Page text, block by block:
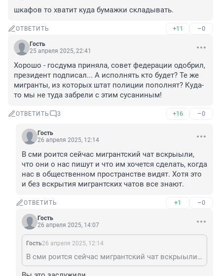
шкафов то хватит куда бумажки складывать.
ОТВЕТИТЬ +11 –0
Гость
25 апреля 2025, 22:41
Хорошо - госдума приняла, совет федерации одобрил,
президент подписал... А исполнять кто будет? Те же
мигранты, из которых штат полиции пополнят? Куда-
то мы не туда забрели с этим сусаниным!
ОТВЕТИТЬ 3 +16 –0
Гость
26 апреля 2025, 12:14
В сми роится сейчас мигрантский чат вскрыыли,
что они о нас пишут и что им хочется сделать, когда
нас в общественном пространстве видят. Хотя это
и без вскрытия мигрантских чатов все знают.
ОТВЕТИТЬ +1 –0
Гость
26 апреля 2025, 14:07
Гость26 апреля 2025, 12:14
В сми роится сейчас мигрантский чат вскрыыли, что они о нас пишут и что им хочется сделать, когда нас в общественном пространстве видят. Хотя это и без вскрытия мигрантских чатов все знают.